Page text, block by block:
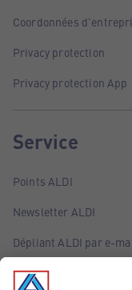
Coordonnées
Privacy protection
Privacy protection App
Service
Points ALDI
Newsletter ALDI
Dépliant ALDI par e-
Offres